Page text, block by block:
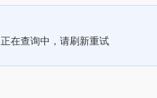
正在查询中，请刷新重试